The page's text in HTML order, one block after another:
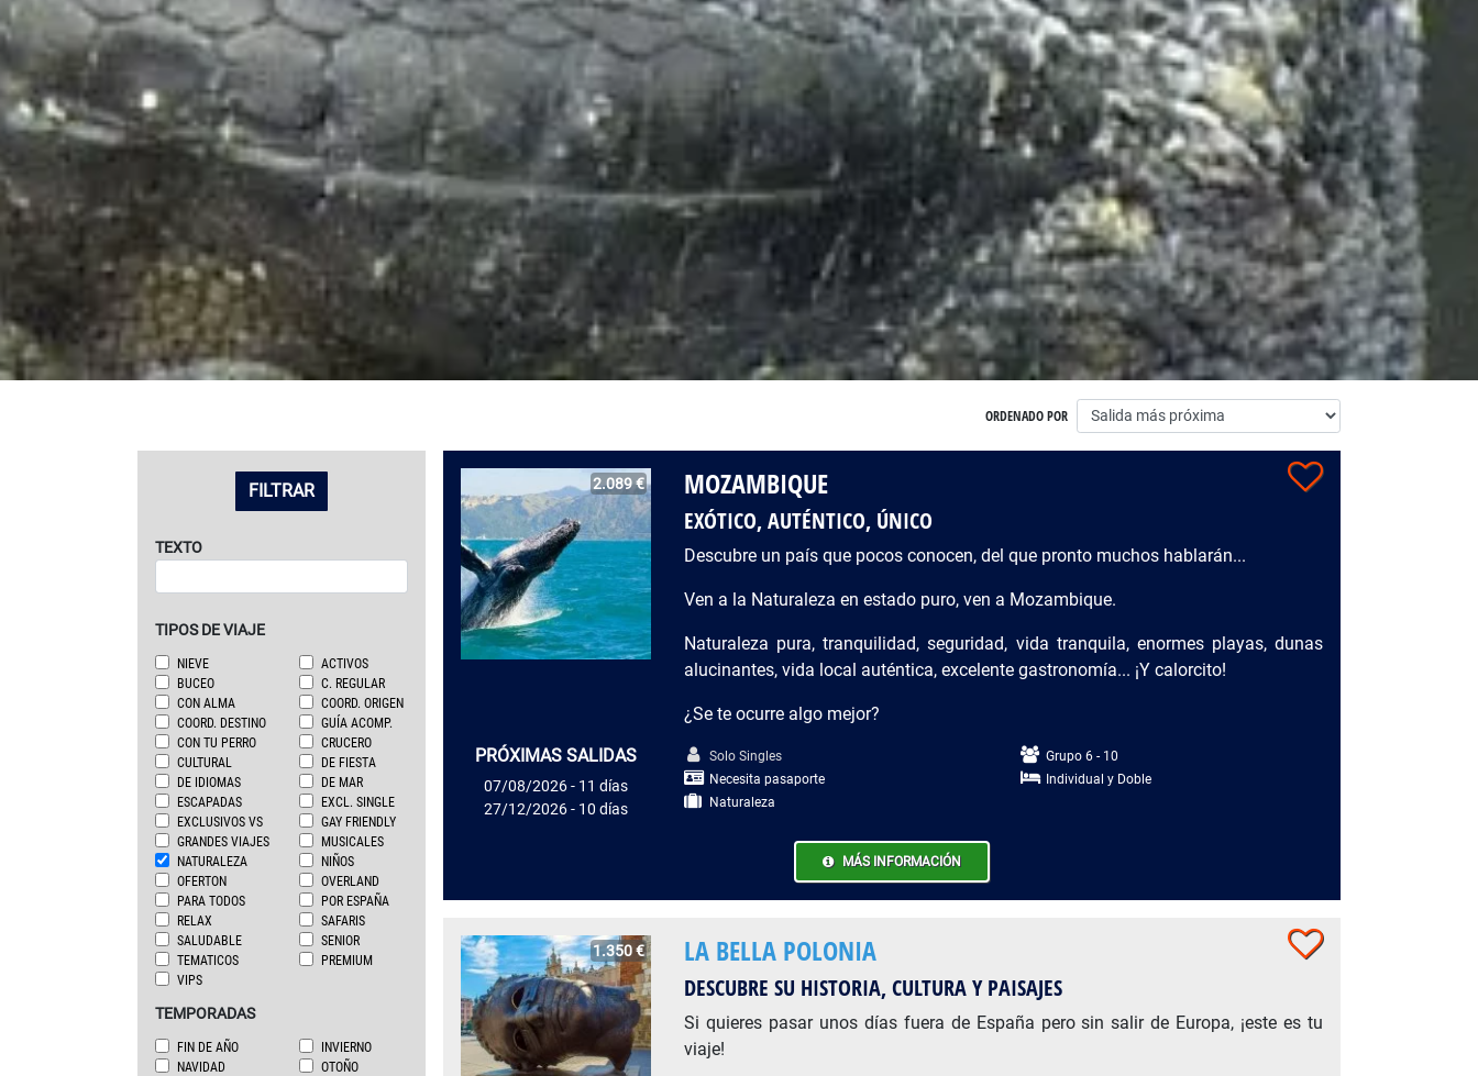
LISTADO DE VIAJES
ORDENADO POR
FILTRAR
TEXTO
TIPOS DE VIAJE
NIEVE
ACTIVOS
BUCEO
C. REGULAR
CON ALMA
COORD. ORIGEN
COORD. DESTINO
GUÍA ACOMP.
CON TU PERRO
CRUCERO
CULTURAL
DE FIESTA
DE IDIOMAS
DE MAR
ESCAPADAS
EXCL. SINGLE
EXCLUSIVOS VS
GAY FRIENDLY
GRANDES VIAJES
MUSICALES
NATURALEZA
NIÑOS
OFERTON
OVERLAND
PARA TODOS
POR ESPAÑA
RELAX
SAFARIS
SALUDABLE
SENIOR
TEMATICOS
PREMIUM
VIPS
TEMPORADAS
FIN DE AÑO
INVIERNO
NAVIDAD
OTOÑO
2.089 € MOZAMBIQUE
EXÓTICO, AUTÉNTICO, ÚNICO
Descubre un país que pocos conocen, del que pronto muchos hablarán...
Ven a la Naturaleza en estado puro, ven a Mozambique.
Naturaleza pura, tranquilidad, seguridad, vida tranquila, enormes playas, dunas
alucinantes, vida local auténtica, excelente gastronomía... ¡Y calorcito!
¿Se te ocurre algo mejor?
Solo Singles
Grupo 6 - 10
Necesita pasaporte
Individual y Doble
Naturaleza
PRÓXIMAS SALIDAS
07/08/2026 - 11 días
27/12/2026 - 10 días
MÁS INFORMACIÓN
1.350 € LA BELLA POLONIA
DESCUBRE SU HISTORIA, CULTURA Y PAISAJES
Si quieres pasar unos días fuera de España pero sin salir de Europa, ¡este es tu
viaje!